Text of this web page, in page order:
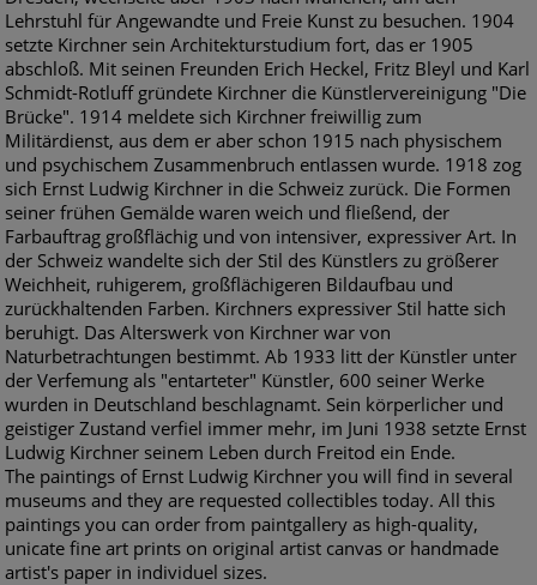
Lehrstuhl für Angewandte und Freie Kunst zu besuchen. 1904
setzte Kirchner sein Architekturstudium fort, das er 1905
abschloß. Mit seinen Freunden Erich Heckel, Fritz Bleyl und Karl
Schmidt-Rotluff gründete Kirchner die Künstlervereinigung "Die
Brücke". 1914 meldete sich Kirchner freiwillig zum
Militärdienst, aus dem er aber schon 1915 nach physischem
und psychischem Zusammenbruch entlassen wurde. 1918 zog
sich Ernst Ludwig Kirchner in die Schweiz zurück. Die Formen
seiner frühen Gemälde waren weich und fließend, der
Farbauftrag großflächig und von intensiver, expressiver Art. In
der Schweiz wandelte sich der Stil des Künstlers zu größerer
Weichheit, ruhigerem, großflächigeren Bildaufbau und
zurückhaltenden Farben. Kirchners expressiver Stil hatte sich
beruhigt. Das Alterswerk von Kirchner war von
Naturbetrachtungen bestimmt. Ab 1933 litt der Künstler unter
der Verfemung als "entarteter" Künstler, 600 seiner Werke
wurden in Deutschland beschlagnamt. Sein körperlicher und
geistiger Zustand verfiel immer mehr, im Juni 1938 setzte Ernst
Ludwig Kirchner seinem Leben durch Freitod ein Ende.
The paintings of Ernst Ludwig Kirchner you will find in several
museums and they are requested collectibles today. All this
paintings you can order from paintgallery as high-quality,
unicate fine art prints on original artist canvas or handmade
artist's paper in individuel sizes.